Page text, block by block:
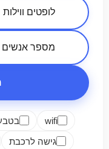
wifi
גישה לרכבת